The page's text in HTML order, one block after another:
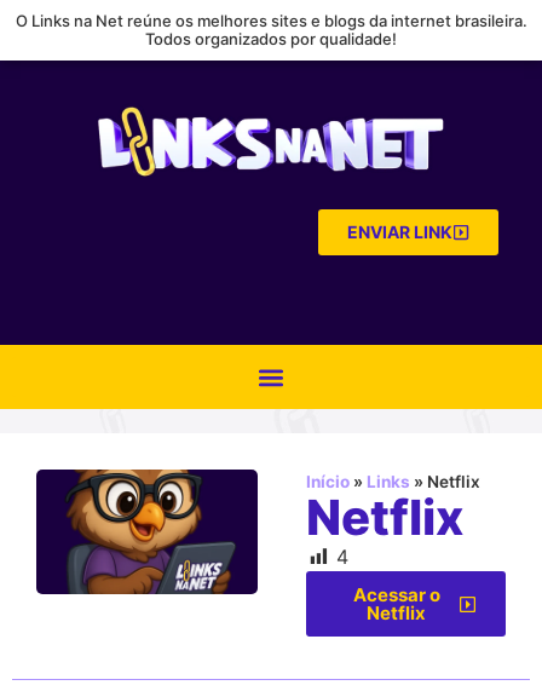
O Links na Net reúne os melhores sites e blogs da internet brasileira.
Todos organizados por qualidade!
ENVIAR LINK
Início» Links » Netflix
Netflix
4
Acessar o
Netflix